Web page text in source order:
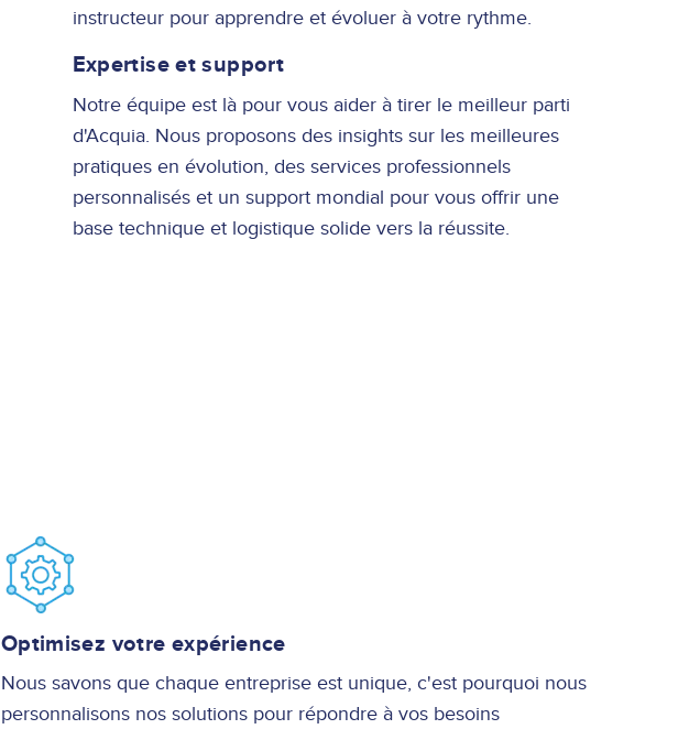
instructeur pour apprendre et évoluer à votre rythme.
Expertise et support
Notre équipe est là pour vous aider à tirer le meilleur parti
d'Acquia. Nous proposons des insights sur les meilleures
pratiques en évolution, des services professionnels
personnalisés et un support mondial pour vous offrir une
base technique et logistique solide vers la réussite.
Image
Optimisez votre expérience
Nous savons que chaque entreprise est unique, c'est pourquoi nous
personnalisons nos solutions pour répondre à vos besoins